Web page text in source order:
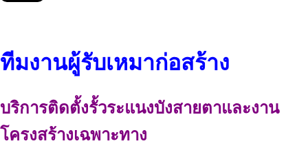
ทีมงานผู้รับเหมาก่อสร้าง
บริการติดตั้งรั้วระแนงบังสายตาและงาน
โครงสร้างเฉพาะทาง